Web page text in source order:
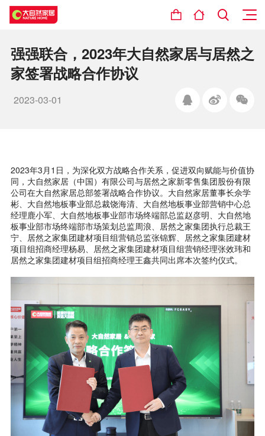
强强联合，2023年大自然家居与居然之
家签署战略合作协议
2023-03-01
2023年3月1日，为深化双方战略合作关系，促进双向赋能与价值协
同，大自然家居（中国）有限公司与居然之家新零售集团股份有限
公司在大自然家居总部签署战略合作协议。大自然家居董事长佘学
彬、大自然地板事业部总裁饶海清、大自然地板事业部营销中心总
经理鹿小军、大自然地板事业部市场终端部总监赵彦明、大自然地
板事业部市场终端部市场策划总监周浪、居然之家集团执行总裁王
宁、居然之家集团建材项目组营销总监张锦辉、居然之家集团建材
项目组招商经理杨易、居然之家集团建材项目组营销经理张效玮和
居然之家集团建材项目组招商经理王鑫共同出席本次签约仪式。